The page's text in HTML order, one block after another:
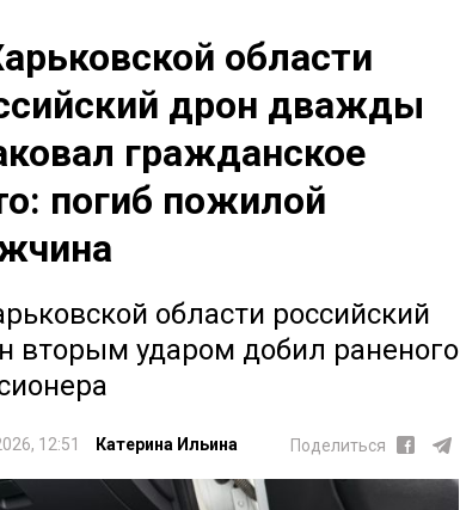
области
дрон дважды
гражданское
погиб пожилой
области российский
вторым ударом добил раненого
12:51 Катерина Ильина Поделиться